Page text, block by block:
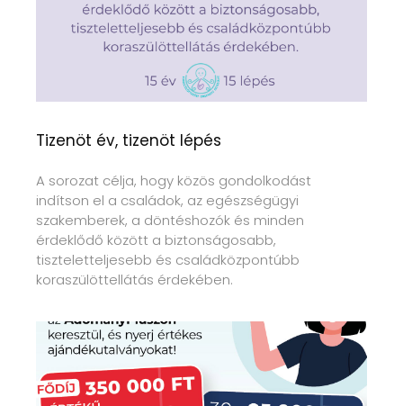
Tizenöt év, tizenöt lépés
A sorozat célja, hogy közös gondolkodást
indítson el a családok, az egészségügyi
szakemberek, a döntéshozók és minden
érdeklődő között a biztonságosabb,
tiszteletteljesebb és családközpontúbb
koraszülöttellátás érdekében.